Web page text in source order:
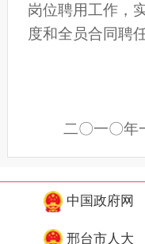
岗位聘用工作，
度和全员合同聘
二〇一〇年
中国政府网
邢台市人大